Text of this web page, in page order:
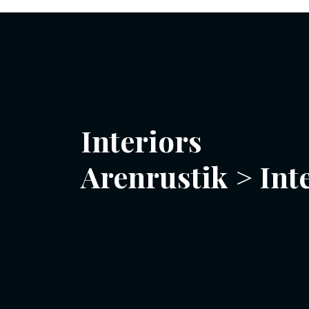
Interiors
Arenrustik >